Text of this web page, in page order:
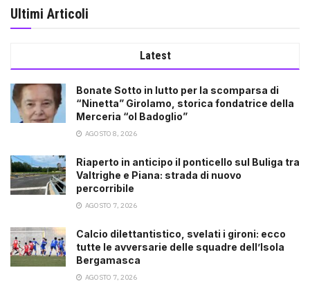
Ultimi Articoli
Latest
Bonate Sotto in lutto per la scomparsa di
“Ninetta” Girolamo, storica fondatrice della
Merceria “ol Badoglio”
AGOSTO 8, 2026
Riaperto in anticipo il ponticello sul Buliga tra
Valtrighe e Piana: strada di nuovo
percorribile
AGOSTO 7, 2026
Calcio dilettantistico, svelati i gironi: ecco
tutte le avversarie delle squadre dell’Isola
Bergamasca
AGOSTO 7, 2026